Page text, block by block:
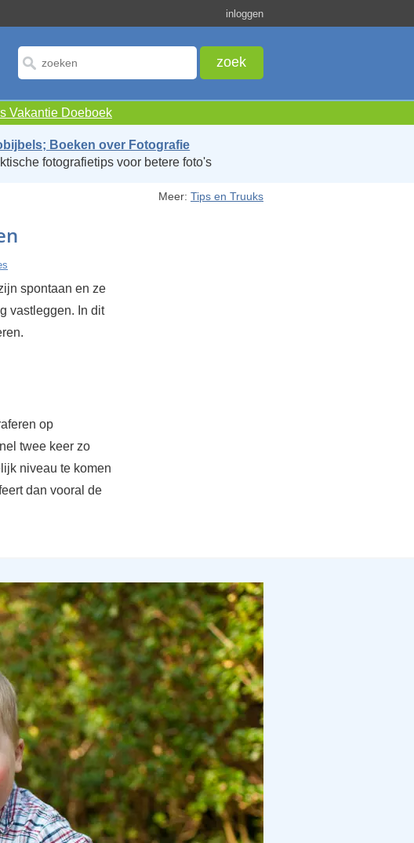
inloggen
Vakantie Doeboek
Boeken over Fotografie
fotografietips voor betere foto's
Meer: Tips en Truuks
spontaan en ze
vastleggen. In dit
op
twee keer zo
niveau te komen
dan vooral de